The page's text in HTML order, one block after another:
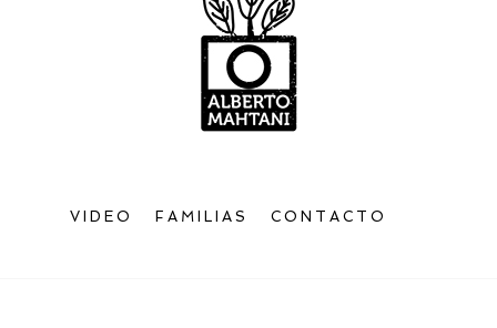
VIDEO FAMILIAS CONTACTO